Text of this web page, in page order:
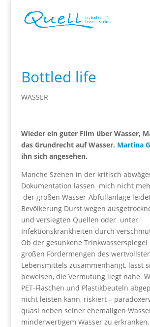
Bottled life
WASSER
Wieder ein guter Film über Wasser,
das Grundrecht auf Wasser. Martina
ihn sich angesehen.
Manche Szenen in der kritisch
Dokumentation lassen mich nicht
der großen Wasser-Abfüllanlage
Bevölkerung Durst wegen
und versiegten Quellen oder unter
Infektionskrankheiten durch
Ob der gesunkene
großen Fördermengen des
Lebensmittels zusammenhängt, lässt
beweisen, die Vermutung liegt nahe.
PET-Flaschen und Plastikbeuteln
nicht leisten kann, riskiert –
quasi neben seiner ehemaligen
minderwertigem Wasser zu erkranken.